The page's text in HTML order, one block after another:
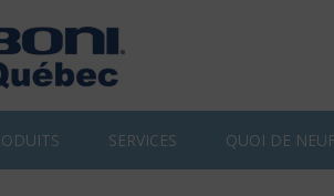
SERVICES QUOI DE